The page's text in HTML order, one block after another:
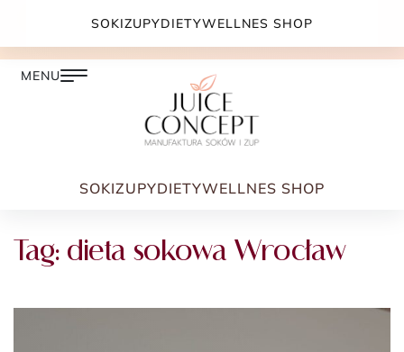
DARMOWA DOSTAWA PRZY ZAMÓWIENIU JUŻ OD
SOKIZUPYDIETYWELLNES SHOP
Tag: dieta sokowa Wrocław
SOKIZUPYDIETYWELLNES SHOP